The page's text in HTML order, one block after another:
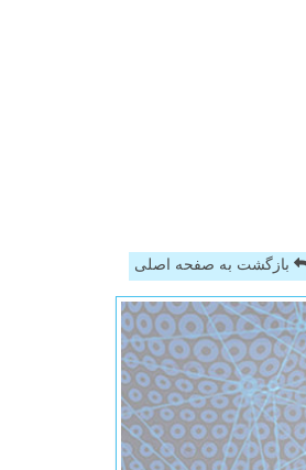
بازگشت به صفحه اصلی